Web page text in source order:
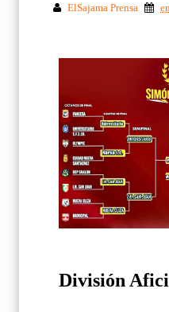
ElSajama Prensa
División